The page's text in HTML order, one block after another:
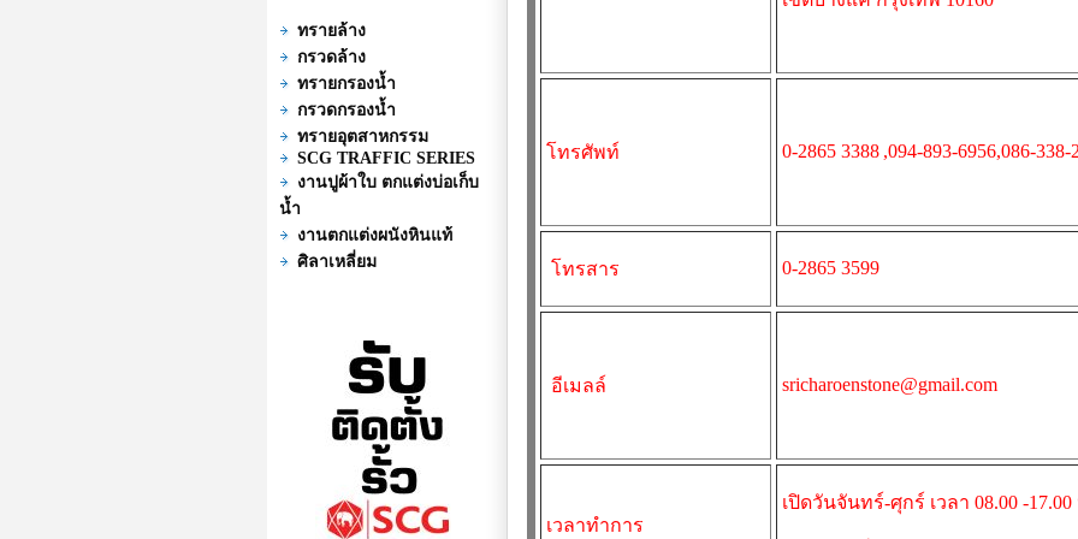
ทรายล้าง
กรวดล้าง
ทรายกรองน้ำ
กรวดกรองน้ำ
ทรายอุตสาหกรรม
SCG TRAFFIC SERIES
งานปูผ้าใบ ตกแต่งบ่อเก็บ
น้ำ
งานตกแต่งผนังหินแท้
ศิลาเหลี่ยม
โทรศัพท์ 0-2865 3388 ,094-893-6956,086-338-
โทรสาร 0-2865 3599
อีเมลล์ sricharoenstone@gmail.com
เวลาทำการ
เปิดวันจันทร์-ศุกร์ เวลา 08.00 -17.00